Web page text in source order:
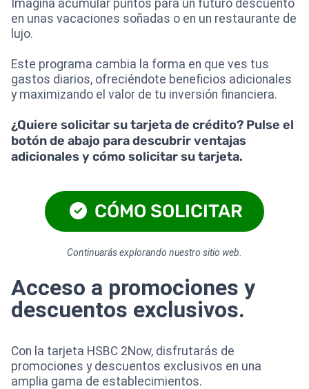
Imagina acumular puntos para un futuro descuento
en unas vacaciones soñadas o en un restaurante de
lujo.
Este programa cambia la forma en que ves tus
gastos diarios, ofreciéndote beneficios adicionales
y maximizando el valor de tu inversión financiera.
¿Quiere solicitar su tarjeta de crédito? Pulse el
botón de abajo para descubrir ventajas
adicionales y cómo solicitar su tarjeta.
CÓMO SOLICITAR
Continuarás explorando nuestro sitio web.
Acceso a promociones y
descuentos exclusivos.
Con la tarjeta HSBC 2Now, disfrutarás de
promociones y descuentos exclusivos en una
amplia gama de establecimientos.